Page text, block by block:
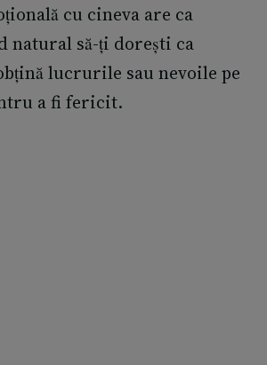
cu cineva are ca
natural să-ți dorești ca
lucrurile sau nevoile pe
a fi fericit.